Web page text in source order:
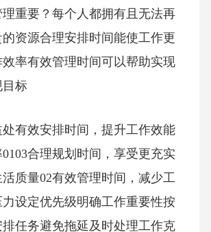
重要？每个人都拥有且无法再
资源合理安排时间能使工作更
率有效管理时间可以帮助实现
目标
有效安排时间，提升工作效能
合理规划时间，享受更充实
质量02有效管理时间，减少工
设定优先级明确工作重要性按
任务避免拖延及时处理工作克